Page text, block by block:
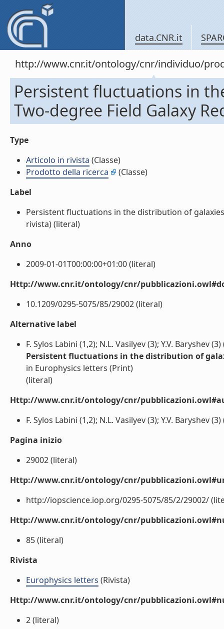
data.CNR.it
http://www.cnr.it/ontology/cnr/individuo/
Persistent fluctuations in
Two-degree Field Galaxy
Type
Articolo in rivista (Classe)
Prodotto della ricerca
(Classe)
Label
Persistent fluctuations in the distribution of
rivista) (literal)
Anno
2009-01-01T00:00:00+01:00 (literal)
Http://www.cnr.it/ontology/cnr/
10.1209/0295-5075/85/29002 (literal)
Alternative label
F. Sylos Labini (1,2); N.L. Vasilyev (3); Y.V. Baryshev (3)
Persistent fluctuations in the distribution of
in Europhysics letters (Print)
(literal)
Http://www.cnr.it/ontology/cnr/
F. Sylos Labini (1,2); N.L. Vasilyev (3); Y.V. Baryshev
Pagina inizio
29002 (literal)
Http://www.cnr.it/ontology/cnr/
http://iopscience.iop.org/0295-5075/85/2/29002/
Http://www.cnr.it/ontology/cnr/
85 (literal)
Rivista
Europhysics letters (Rivista)
Http://www.cnr.it/ontology/cnr/
2 (literal)